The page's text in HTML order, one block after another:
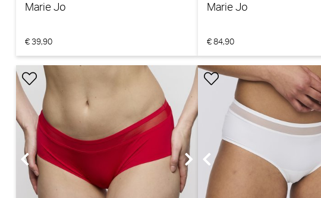
Marie Jo
€ 39,90
Marie Jo
€ 84,90